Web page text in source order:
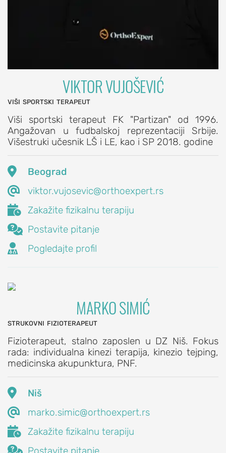
spinalna
stenoza
Paraspinalna
muskulatura
PROCEDURE
LEČENJE
KIČME
Hirurgija,
povreda
FIZIKALNA
TERAPIJA
TEHNIKE
I
METODE
FIZIKALNE
TERAPIJE
PNF
VIKTOR VUJOŠEVIĆ
viši sportski terapeut
Viši sportski terapeut FK "Partizan" od 1996.
Angažovan u fudbalskoj reprezentaciji Srbije.
Višestruki učesnik LŠ i LE, kao i SP 2018. godine
 Beograd
 viktor.vujosevic@orthoexpert.rs
 Zakažite fizikalnu terapiju
 Postavite pitanje
 Pogledajte profil
MARKO SIMIĆ
strukovni fizioterapeut
Fizioterapeut, stalno zaposlen u DZ Niš. Fokus
rada: individualna kinezi terapija, kinezio tejping,
medicinska akupunktura, PNF.
 Niš
 marko.simic@orthoexpert.rs
 Zakažite fizikalnu terapiju
 Postavite pitanje